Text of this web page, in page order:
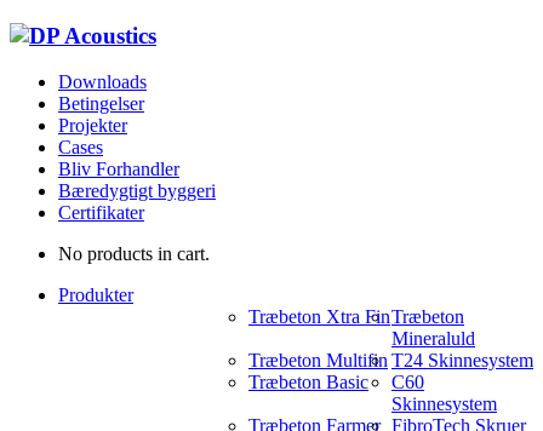
Downloads
Betingelser
Projekter
Cases
Bliv Forhandler
Bæredygtigt byggeri
Certifikater
No products in cart.
Produkter
Træbeton
Mineraluld
Træbeton Basic
Træbeton Farmer
Træbeton Multifin
Træbeton Xtra Fin
C60
Skinnesystem
T24 Skinnesystem
FibroTech Skruer